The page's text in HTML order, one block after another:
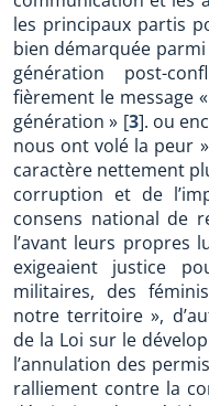
les principaux partis
bien démarquée
génération post-
fièrement le message
génération » [3]. ou
nous ont volé la peur
caractère nettement
corruption et de
consens national de
l’avant leurs propres
exigeaient justice
militaires, des
notre territoire »,
de la Loi sur le
l’annulation des
ralliement contre la